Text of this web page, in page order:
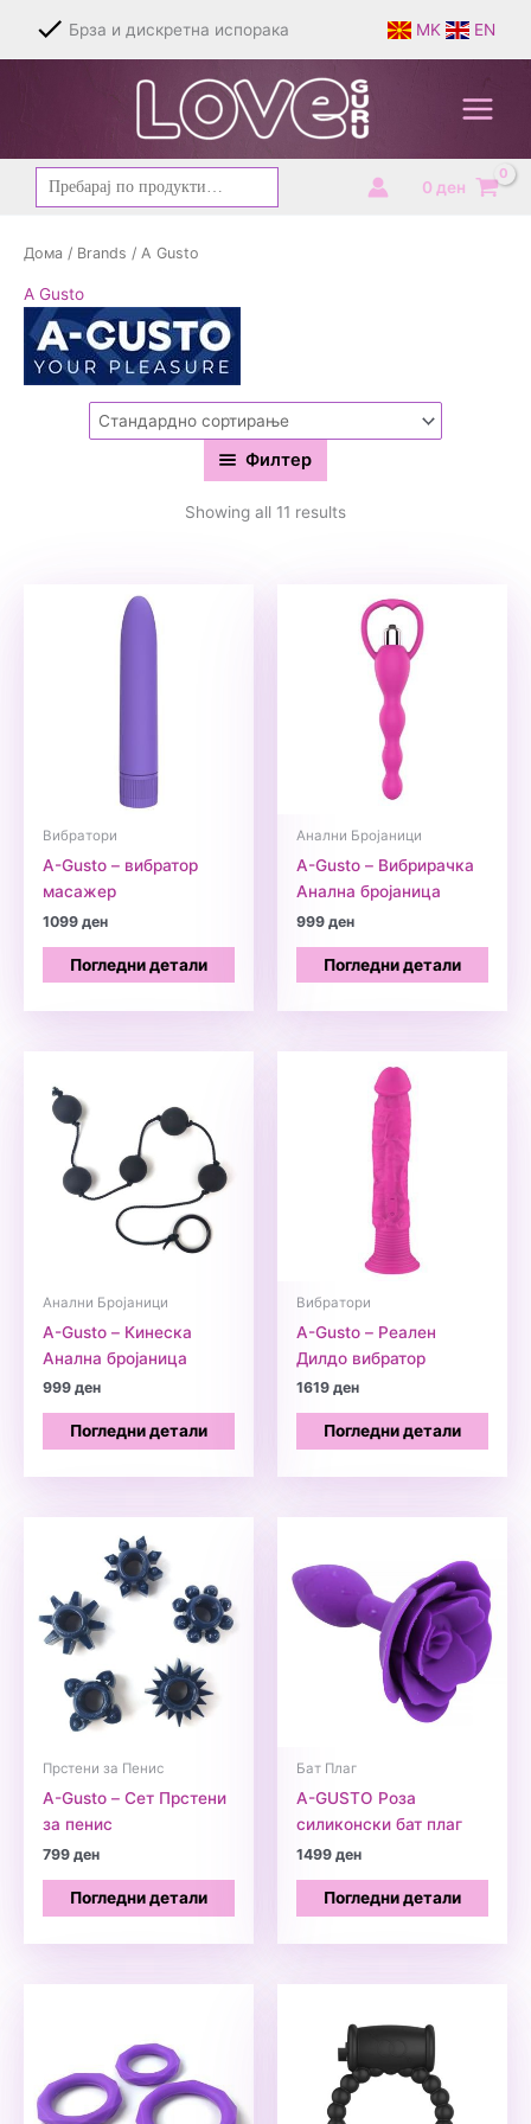
content
Брза и дискретна испорака MK EN
Барај
за:
0 ден
Дома / Brands / A Gusto
A Gusto
Филтер
Showing all 11 results
Вибратори
A-Gusto – вибратор
масажер
1099ден
Погледни детали
Анални Бројаници
A-Gusto – Вибрирачка
Анална бројаница
999ден
Погледни детали
Анални Бројаници
A-Gusto – Кинеска
Анална бројаница
999ден
Погледни детали
Вибратори
A-Gusto – Реален
Дилдо вибратор
1619ден
Погледни детали
Прстени за Пенис
A-Gusto – Сет Прстени
за пенис
799ден
Погледни детали
Бат Плаг
A-GUSTO Роза
силиконски бат плаг
1499ден
Погледни детали